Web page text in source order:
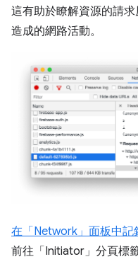
這有助於瞭解資源的請
造成的網路活動。
在「Network」面板中記
前往「Initiator」 分頁標